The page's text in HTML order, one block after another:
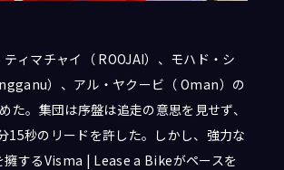
ィマチャイ（ ROOJAI）、モハド・シ
）、アル・ヤクービ（ Oman）の
た。集団は序盤は追走の意思を見せず、
15秒のリードを許した。しかし、強力な
擁するVisma | Lease a Bikeがペースを